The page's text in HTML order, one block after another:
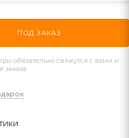
ПОД ЗАКАЗ
обязательно свяжутся с вами и
заказа